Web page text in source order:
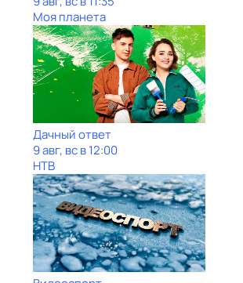
Моя планета
Дачный ответ
9 авг, вс в 12:00
НТВ